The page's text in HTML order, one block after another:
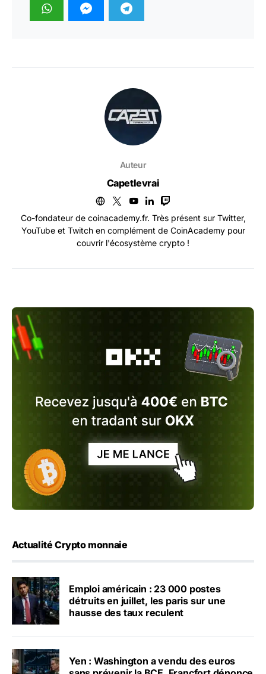
Auteur
Capetlevrai
Co-fondateur de coinacademy.fr. Très présent sur Twitter,
YouTube et Twitch en complément de CoinAcademy pour
couvrir l'écosystème crypto !
Actualité Crypto monnaie
Emploi américain : 23 000 postes
détruits en juillet, les paris sur une
hausse des taux reculent
Yen : Washington a vendu des euros